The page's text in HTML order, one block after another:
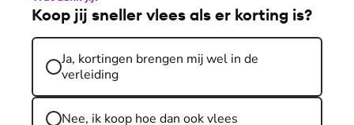
Koop jij sneller vlees als er korting is?
Ja, kortingen brengen mij wel in de
verleiding
Nee, ik koop hoe dan ook vlees